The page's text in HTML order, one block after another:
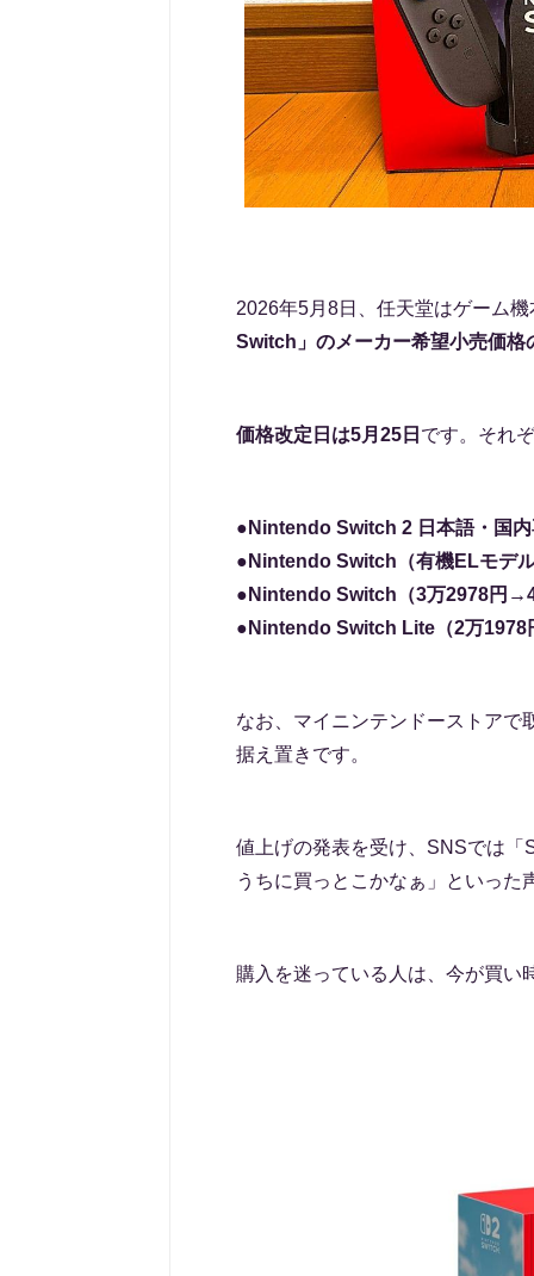
2026年5月8日、任天堂はゲーム機
Switch」のメーカー希望小売価格
価格改定日は5月25日 です。それ
●Nintendo Switch 2 日本語・国
●Nintendo Switch（有機ELモデ
●Nintendo Switch（3万2978円
●Nintendo Switch Lite（2万
なお、マイニンテンドーストアで
据え置きです。
値上げの発表を受け、SNSでは
うちに買っとこかなぁ」といった
購入を迷っている人は、今が買い